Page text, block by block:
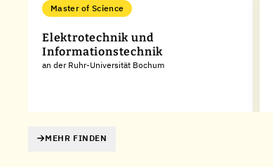
Master of Science
Elektrotechnik und
Informationstechnik
an der Ruhr-Universität Bochum
MEHR FINDEN